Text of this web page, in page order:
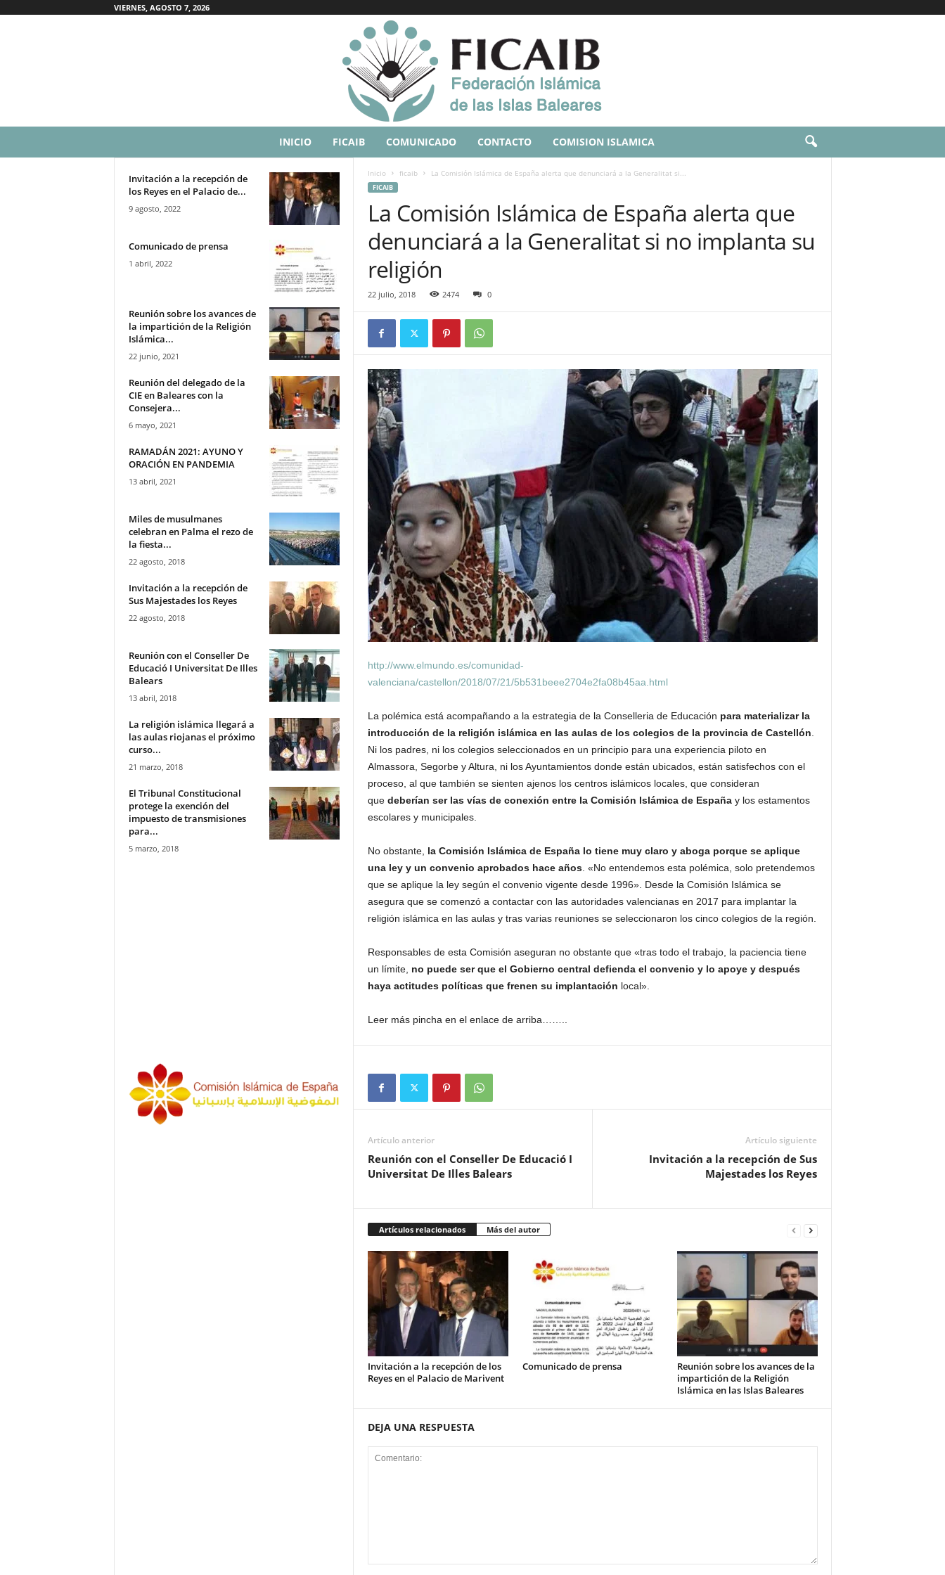
VIERNES, AGOSTO 7, 2026
INICIO FICAIB COMUNICADO CONTACTO COMISION ISLAMICA
Inicio ficaib La Comisión Islámica de España alerta que denunciará a la Generalitat si...
FICAIB
La Comisión Islámica de España alerta que
denunciará a la Generalitat si no implanta su
religión
22 julio, 2018 2474 0
http://www.elmundo.es/comunidad-
valenciana/castellon/2018/07/21/5b531beee2704e2fa08b45aa.html
La polémica está acompañando a la estrategia de la Conselleria de Educación para materializar la
introducción de la religión islámica en las aulas de los colegios de la provincia de Castellón
Ni los padres, ni los colegios seleccionados en un principio para una experiencia piloto en
Almassora, Segorbe y Altura, ni los Ayuntamientos donde están ubicados, están satisfechos con el
proceso, al que también se sienten ajenos los centros islámicos locales, que consideran
que deberían ser las vías de conexión entre la Comisión Islámica de Españay los estamentos
escolares y municipales.
No obstante, la Comisión Islámica de España lo tiene muy claro y aboga porque se aplique
una ley y un convenio aprobados hace años. «No entendemos esta polémica, solo pretendemos
que se aplique la ley según el convenio vigente desde 1996». Desde la Comisión Islámica se
asegura que se comenzó a contactar con las autoridades valencianas en 2017 para implantar la
religión islámica en las aulas y tras varias reuniones se seleccionaron los cinco colegios de la región.
Responsables de esta Comisión aseguran no obstante que «tras todo el trabajo, la paciencia tiene
un límite, no puede ser que el Gobierno central defienda el convenio y lo apoye y después
haya actitudes políticas que frenen su implantación local».
Leer más pincha en el enlace de arriba……..
Artículo anterior
Reunión con el Conseller De Educació I
Universitat De Illes Balears
Artículo siguiente
Invitación a la recepción de Sus
Majestades los Reyes
Artículos relacionados Más del autor
Invitación a la recepción de los
Reyes en el Palacio de Marivent
Comunicado de prensa
Reunión sobre los avances de la
impartición de la Religión
Islámica en las Islas Baleares
DEJA UNA RESPUESTA
Invitación a la recepción de
los Reyes en el Palacio de...
9 agosto, 2022
Comunicado de prensa
1 abril, 2022
Reunión sobre los avances de
la impartición de la Religión
Islámica...
22 junio, 2021
Reunión del delegado de la
CIE en Baleares con la
Consejera...
6 mayo, 2021
RAMADÁN 2021: AYUNO Y
ORACIÓN EN PANDEMIA
13 abril, 2021
Miles de musulmanes
celebran en Palma el rezo de
la fiesta...
22 agosto, 2018
Invitación a la recepción de
Sus Majestades los Reyes
22 agosto, 2018
Reunión con el Conseller De
Educació I Universitat De Illes
Balears
13 abril, 2018
La religión islámica llegará a
las aulas riojanas el próximo
curso...
21 marzo, 2018
El Tribunal Constitucional
protege la exención del
impuesto de transmisiones
para...
5 marzo, 2018